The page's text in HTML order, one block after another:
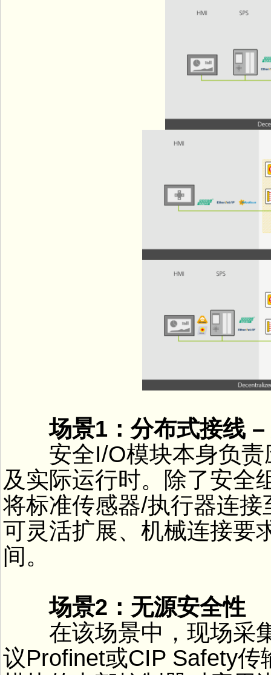
场景1：分布式接线
安全I/O模块本身负责
及实际运行时。除了安全
将标准传感器/执行器连
可灵活扩展、机械连接要
间。
场景2：无源安全性
在该场景中，现场采集
议Profinet或CIP Safety